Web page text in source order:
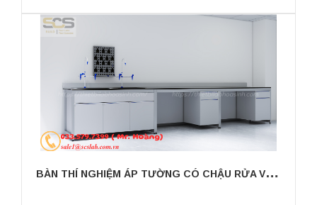
B
ÀN THÍ NGHIỆM ÁP TƯỜNG CÓ CHẬU RỬA VÀ GIÁ TREO KÍCH THƯỚC 3000X750X800MM